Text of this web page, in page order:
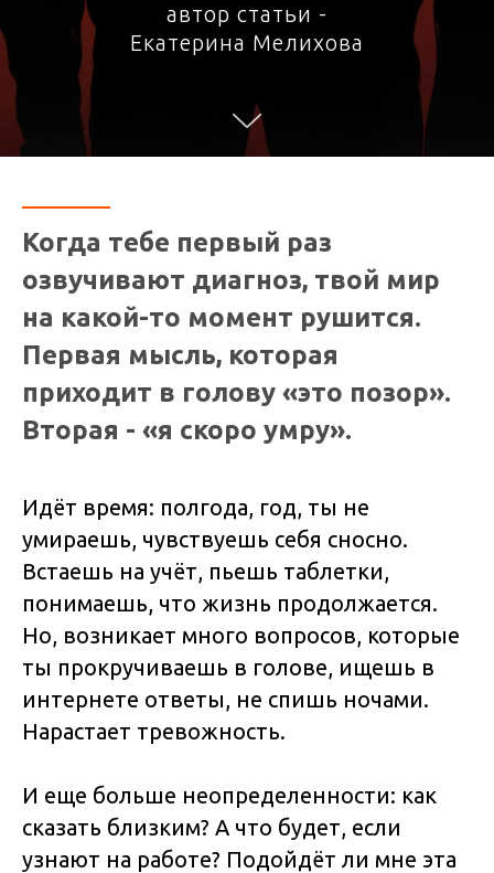
автор статьи -
Екатерина Мелихова
Когда тебе первый раз
озвучивают диагноз, твой мир
на какой-то момент рушится.
Первая мысль, которая
приходит в голову «это позор».
Вторая - «я скоро умру».
Идёт время: полгода, год, ты не
умираешь, чувствуешь себя сносно.
Встаешь на учёт, пьешь таблетки,
понимаешь, что жизнь продолжается.
Но, возникает много вопросов, которые
ты прокручиваешь в голове, ищешь в
интернете ответы, не спишь ночами.
Нарастает тревожность.
И еще больше неопределенности: как
сказать близким? А что будет, если
узнают на работе? Подойдёт ли мне эта